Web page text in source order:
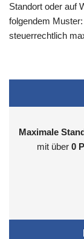
Standort oder auf
folgendem Muster:
steuerrechtlich
Maximale
mit über 0